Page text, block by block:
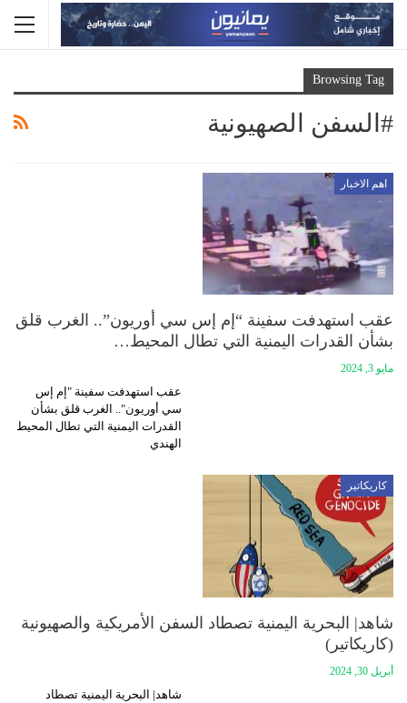
Browsing Tag
#السفن الصهيونية
اهم الاخبار
عقب استهدفت سفينة “إم إس سي أوريون”.. الغرب قلق
بشأن القدرات اليمنية التي تطال المحيط…
مايو 3, 2024
عقب استهدفت سفينة "إم إس
سي أوريون".. الغرب قلق بشأن
القدرات اليمنية التي تطال المحيط
الهندي
كاريكاتير
شاهد| البحرية اليمنية تصطاد السفن الأمريكية والصهيونية
(كاريكاتير)
أبريل 30, 2024
شاهد| البحرية اليمنية تصطاد